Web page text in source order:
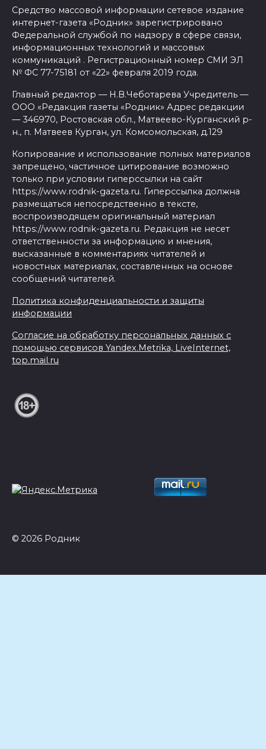
Средство массовой информации сетевое издание
интернет-газета «Родник» зарегистрировано
Федеральной службой по надзору в сфере связи,
информационных технологий и массовых
коммуникаций . Регистрационный номер СМИ ЭЛ
№ ФС 77-75181 от «22» февраля 2019 года.
Главный редактор — Н.В.Чеботарева Учредитель —
ООО «Редакция газеты «Родник» Адрес редакции
— 346970, Ростовская обл., Матвеево-Курганский р-
н., п. Матвеев Курган, ул. Комсомольская, д.129
Копирование и использование полных материалов
запрещено, частичное цитирование возможно
только при условии гиперссылки на сайт
https://www.rodnik-gazeta.ru. Гиперссылка должна
размещаться непосредственно в тексте,
воспроизводящем оригинальный материал
https://www.rodnik-gazeta.ru. Редакция не несет
ответственности за информацию и мнения,
высказанные в комментариях читателей и
новостных материалах, составленных на основе
сообщений читателей.
Политика конфиденциальности и защиты
информации
Согласие на обработку персональных данных с
помощью сервисов Yandex.Metrika, LiveInternet,
top.mail.ru
© 2026 Родник